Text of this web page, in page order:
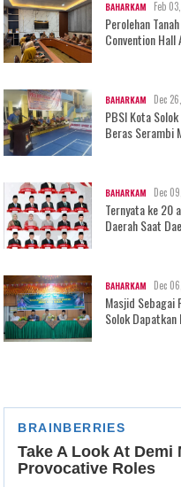
BAHARKAM Feb
Perolehan
Convention Hall
BAHARKAM Dec
PBSI Kota
Beras Serambi
BAHARKAM Dec
Ternyata ke 20
Daerah Saat
BAHARKAM Dec
Masjid Sebagai
Solok